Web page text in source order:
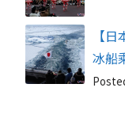
【
冰船